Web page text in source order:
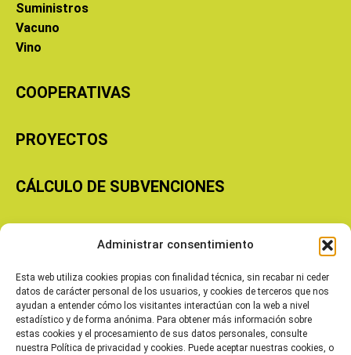
Administrar consentimiento
Esta web utiliza cookies propias con finalidad técnica, sin recabar ni ceder
datos de carácter personal de los usuarios, y cookies de terceros que nos
ayudan a entender cómo los visitantes interactúan con la web a nivel
estadístico y de forma anónima. Para obtener más información sobre
estas cookies y el procesamiento de sus datos personales, consulte
nuestra Política de privacidad y cookies. Puede aceptar nuestras cookies, o
Suministros
Vacuno
Vino
COOPERATIVAS
PROYECTOS
CÁLCULO DE SUBVENCIONES